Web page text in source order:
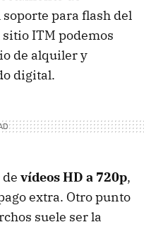
para flash del
sitio ITM podemos
de alquiler y
digital.
vídeos HD a 720p,
extra. Otro punto
suele ser la